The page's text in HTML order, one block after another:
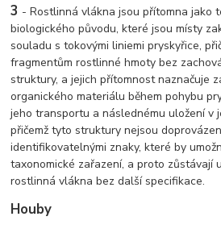
3 -Rostlinná vlákna jsou přítomna jako
biologického původu, které jsou místy
souladu s tokovými liniemi pryskyřice,
fragmentům rostlinné hmoty bez
struktury, a jejich přítomnost naznačuje
organického materiálu během pohybu
jeho transportu a následnému uložení v
přičemž tyto struktury nejsou
identifikovatelnými znaky, které by
taxonomické zařazení, a proto zůstávají
rostlinná vlákna bez další specifikace.
Houby